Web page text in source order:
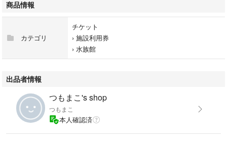
商品情報
カテゴリ
チケット
› 施設利用券
› 水族館
出品者情報
つもまこ's shop
つもまこ
本人確認済